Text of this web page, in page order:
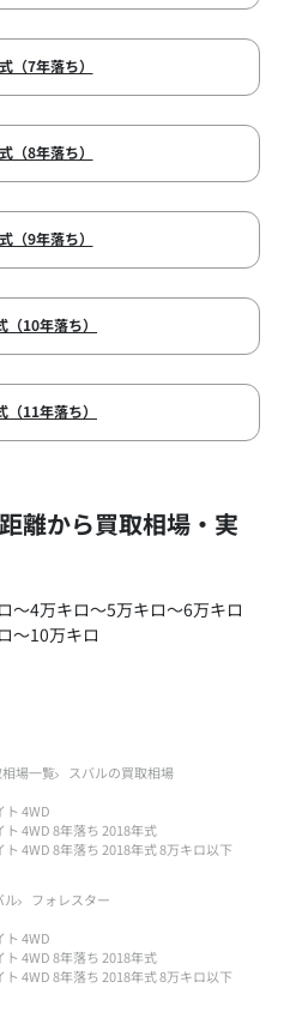
（7年落ち）
（8年落ち）
（9年落ち）
10年落ち）
11年落ち）
離から買取相場・実
～4万キロ～5万キロ～6万キロ
～10万キロ
場一覧
スバルの買取相場
ト 4WD
4WD 8年落ち 2018年式
4WD 8年落ち 2018年式 8万キロ以下
ル
フォレスター
ト 4WD
4WD 8年落ち 2018年式
4WD 8年落ち 2018年式 8万キロ以下